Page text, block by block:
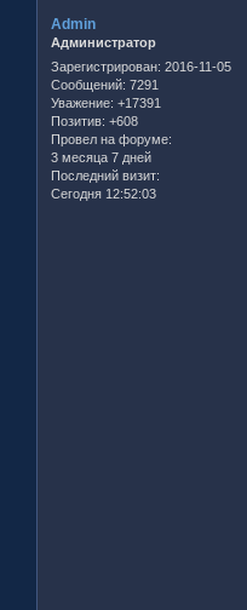
Admin
Администратор
Зарегистрирован: 2016-11-05
Сообщений: 7291
Уважение: +17391
Позитив: +608
Провел на форуме:
3 месяца 7 дней
Последний визит:
Сегодня 12:52:03